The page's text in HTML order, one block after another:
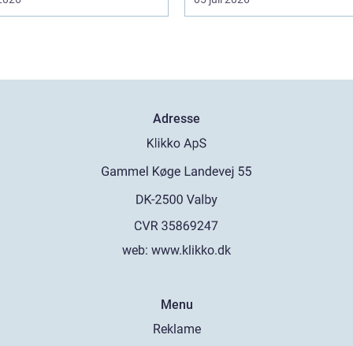
Adresse
web: www.klikko.dk
Menu
Reklame